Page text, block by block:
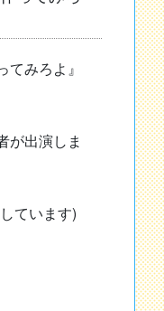
みろよ』
が出演しま
ています)